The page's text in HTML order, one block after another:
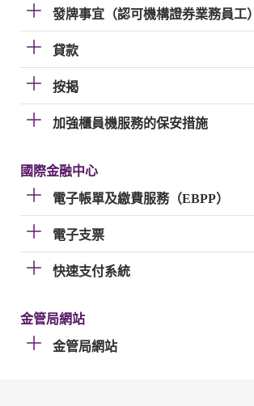
發牌事宜（認可機構證券業務員工）
貸款
按揭
加強櫃員機服務的保安措施
國際金融中心
電子帳單及繳費服務（EBPP）
電子支票
快速支付系統
金管局網站
金管局網站